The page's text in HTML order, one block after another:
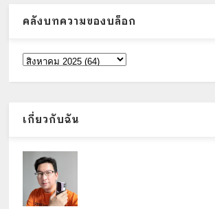
คลังบทความของบล็อก
เกี่ยวกับฉัน